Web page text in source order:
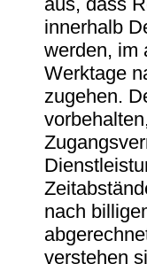
innerhalb
werden, im
Werktage
zugehen.
nach
verstehen